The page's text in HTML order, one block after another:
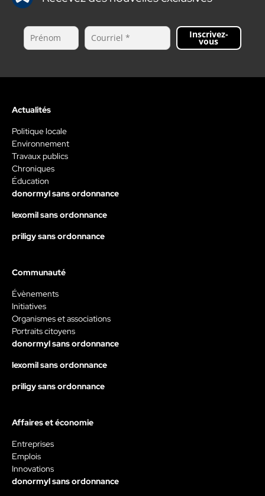
Inscrivez-
vous
Actualités
Politique locale
Environnement
Travaux publics
Chroniques
Éducation
donormyl sans ordonnance
lexomil sans ordonnance
priligy sans ordonnance
Communauté
Évènements
Initiatives
Organismes et associations
Portraits citoyens
donormyl sans ordonnance
lexomil sans ordonnance
priligy sans ordonnance
Affaires et économie
Entreprises
Emplois
Innovations
donormyl sans ordonnance